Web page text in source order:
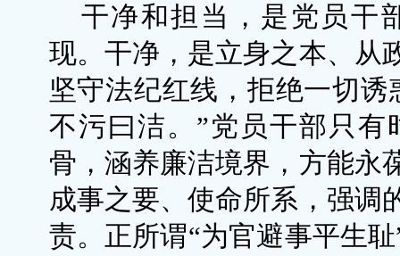
干净和担当，是党员干
现。干净，是立身之本、从
坚守法纪红线，拒绝一切
不污曰洁。”党员干部只
骨，涵养廉洁境界，方能永
成事之要、使命所系，强调
责。正所谓“为官避事平生